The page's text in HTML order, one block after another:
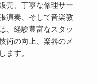
売、丁寧な修理サー
演奏、そして音楽教
、経験豊富なスタッ
術の向上、楽器のメ
ます。